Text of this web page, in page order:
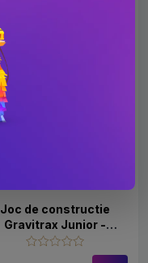
Joc de constructie
Gravitrax Junior -
Desert - Set de
accesorii, Desertul